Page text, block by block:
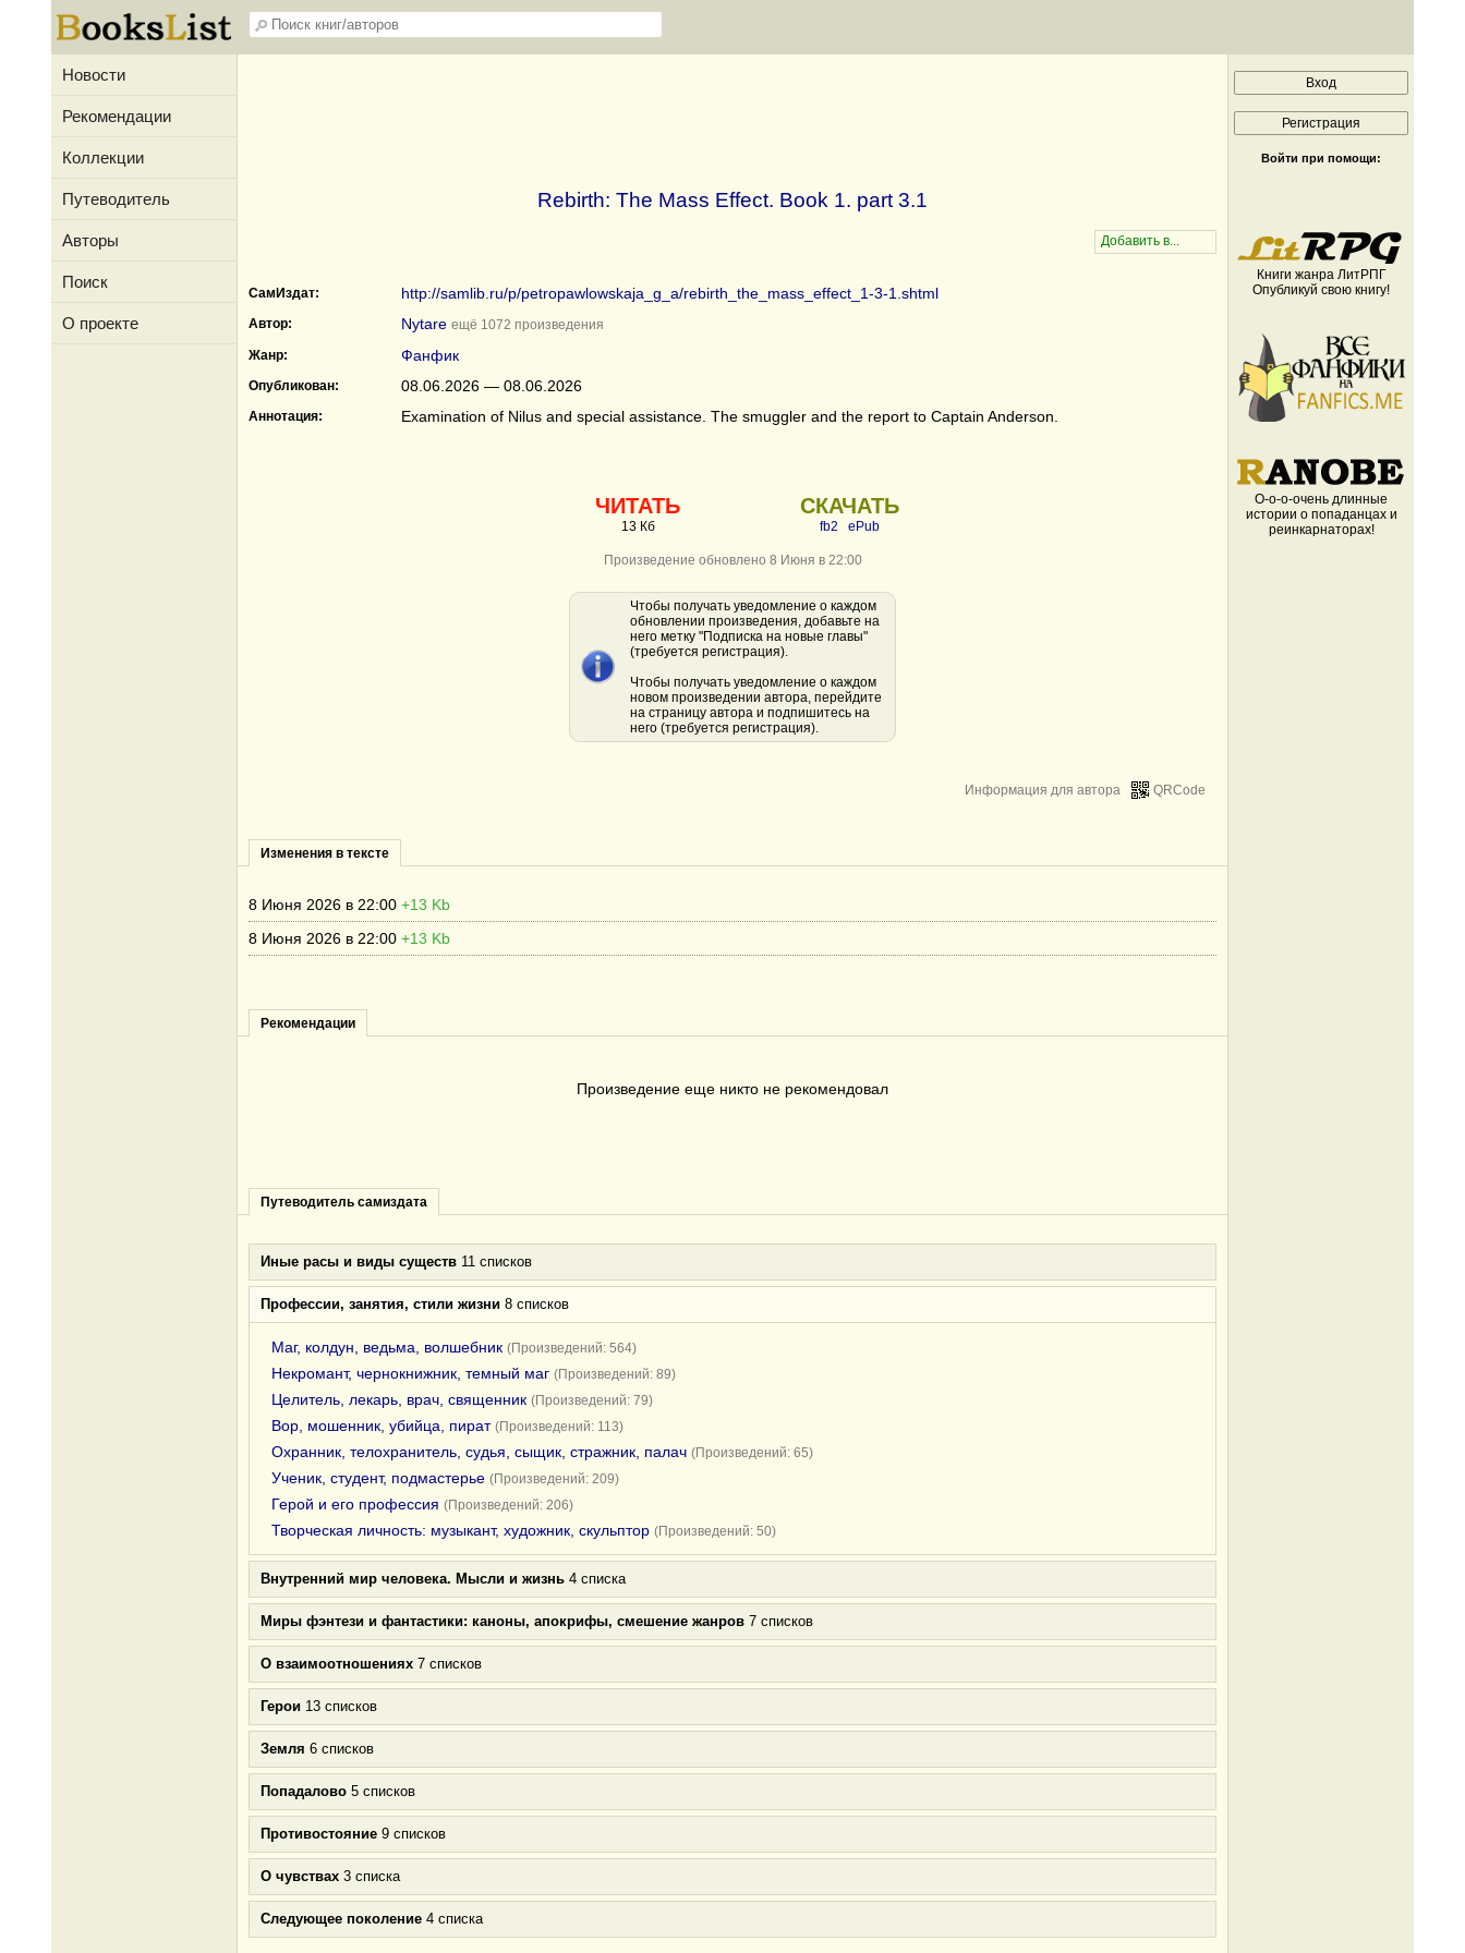
Новости
Рекомендации
Коллекции
Путеводитель
Авторы
Поиск
О проекте
Rebirth: The Mass Effect. Book 1. part 3.1
СамИздат: http://samlib.ru/p/petropawlowskaja_g_a/rebirth_the_mass_effect_1-3-1.shtml
Автор: Nytare ещё 1072 произведения
Жанр:
Фанфик
Опубликован: 08.06.2026 — 08.06.2026
Аннотация: Examination of Nilus and special assistance. The smuggler and the report to Captain Anderson.
ЧИТАТЬ
13 Кб
СКАЧАТЬ
fb2 ePub
Произведение обновлено 8 Июня в 22:00
Чтобы получать уведомление о каждом
обновлении произведения, добавьте на
него метку "Подписка на новые главы"
(требуется регистрация).
Чтобы получать уведомление о каждом
новом произведении автора, перейдите
на страницу автора и подпишитесь на
него (требуется регистрация).
QRCode
Информация для автора
Изменения в тексте
8 Июня 2026 в 22:00 +13 Kb
8 Июня 2026 в 22:00 +13 Kb
Рекомендации
Произведение еще никто не рекомендовал
Путеводитель самиздата
Иные расы и виды существ 11 списков
Профессии, занятия, стили жизни 8 списков
Маг, колдун, ведьма, волшебник (Произведений: 564)
Некромант, чернокнижник, темный маг (Произведений: 89)
Целитель, лекарь, врач, священник (Произведений: 79)
Вор, мошенник, убийца, пират (Произведений: 113)
Охранник, телохранитель, судья, сыщик, стражник, палач (Произведений: 65)
Ученик, студент, подмастерье (Произведений: 209)
Герой и его профессия (Произведений: 206)
Творческая личность: музыкант, художник, скульптор (Произведений: 50)
Внутренний мир человека. Мысли и жизнь 4 списка
Миры фэнтези и фантастики: каноны, апокрифы, смешение жанров 7 списков
О взаимоотношениях 7 списков
Герои 13 списков
Земля 6 списков
Попадалово 5 списков
Противостояние 9 списков
О чувствах 3 списка
Следующее поколение 4 списка
Войти при помощи:
Книги жанра ЛитРПГ
Опубликуй свою книгу!
О-о-о-очень длинные
истории о попаданцах и
реинкарнаторах!